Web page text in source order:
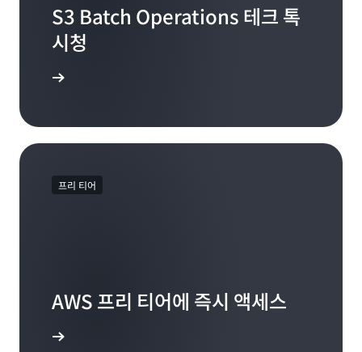
S3 Batch Operations 테크 톡
시청
프리 티어
AWS 프리 티어에 즉시 액세스